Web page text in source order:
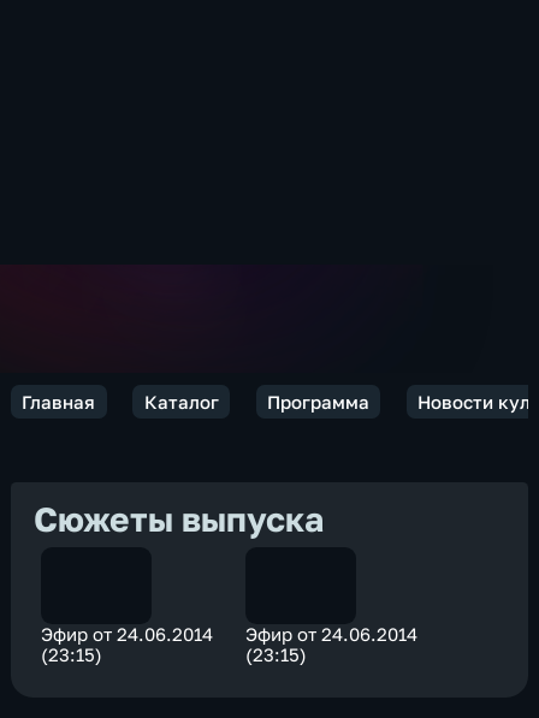
Главная Каталог Программа Новости
Сюжеты выпуска
Эфир от 24.06.2014
(23:15)
Эфир от 24.06.2014
(23:15)